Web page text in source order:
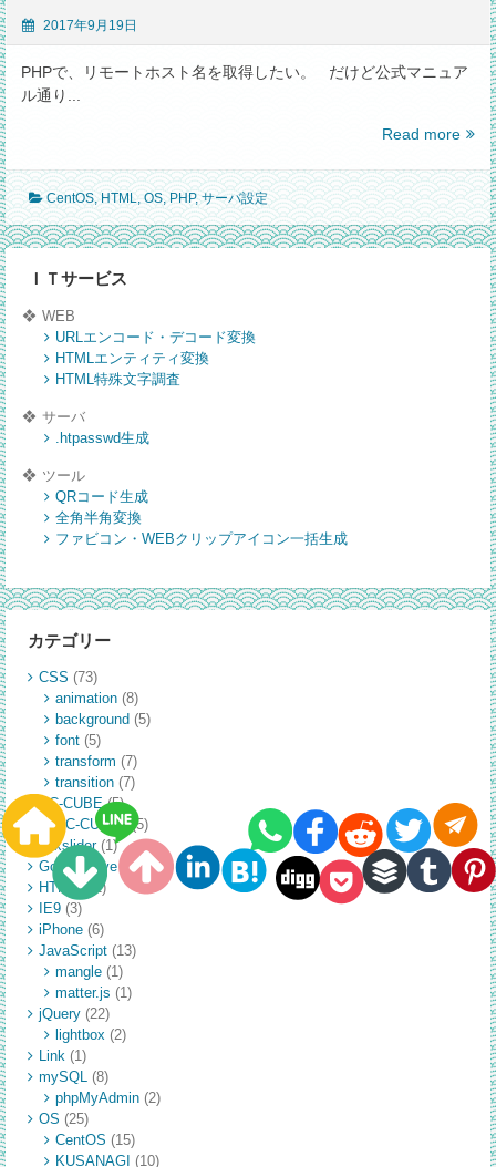
動
な
い！
2017年9月19日
PHPで、リモートホスト名を取得したい。 だけど公式マニュア
ル通り...
Read morephp
サ
ー
バ
変
CentOS,HTML,OS,PHP,サーバ設定
ＩＴサービス
WEB
URLエンコード・デコード変換
HTMLエンティティ変換
HTML特殊文字調査
サーバ
.htpasswd生成
ツール
QRコード生成
全角半角変換
ファビコン・WEBクリップアイコン一括生成
カテゴリー
CSS (73)
animation(8)
background (5)
font(5)
transform (7)
transition(7)
EC-CUBE(5)
EC-CUBE3(5)
flexslider(1)
GoogleDrive(1)
HTML(71)
IE9(3)
iPhone(6)
JavaScript(13)
mangle(1)
matter.js (1)
jQuery(22)
lightbox (2)
Link (1)
mySQL
(8)
phpMyAdmin(2)
OS (25)
CentOS (15)
KUSANAGI (10)